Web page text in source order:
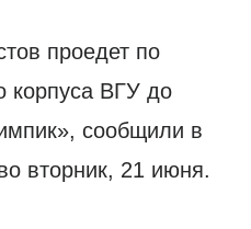
проедет по
корпуса ВГУ до
сообщили в
вторник, 21 июня.